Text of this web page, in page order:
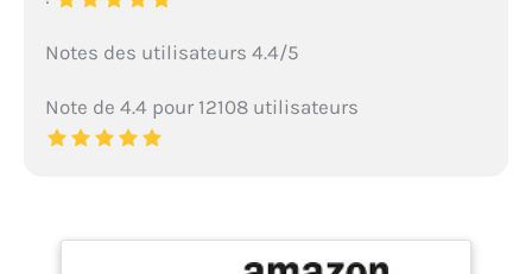
Notes des utilisateurs 4.4/5
Note de 4.4 pour 12108 utilisateurs